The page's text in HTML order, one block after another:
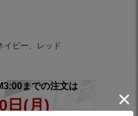
イビー、レッド